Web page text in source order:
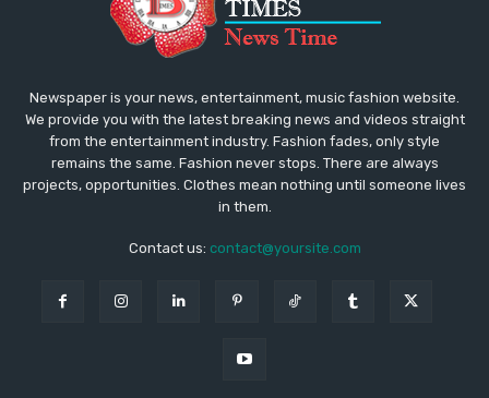
Newspaper is your news, entertainment, music fashion website.
We provide you with the latest breaking news and videos straight
from the entertainment industry. Fashion fades, only style
remains the same. Fashion never stops. There are always
projects, opportunities. Clothes mean nothing until someone lives
in them.
Contact us: contact@yoursite.com